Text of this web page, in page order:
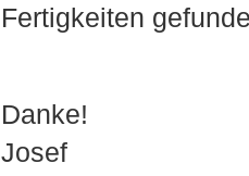
Fertigkeiten
Danke!
Josef